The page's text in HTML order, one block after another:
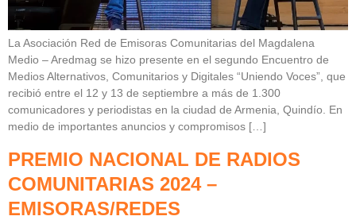
La Asociación Red de Emisoras Comunitarias del Magdalena
Medio – Aredmag se hizo presente en el segundo Encuentro de
Medios Alternativos, Comunitarios y Digitales “Uniendo Voces”, que
recibió entre el 12 y 13 de septiembre a más de 1.300
comunicadores y periodistas en la ciudad de Armenia, Quindío. En
medio de importantes anuncios y compromisos […]
PREMIO NACIONAL DE RADIOS
COMUNITARIAS 2024 –
EMISORAS/REDES